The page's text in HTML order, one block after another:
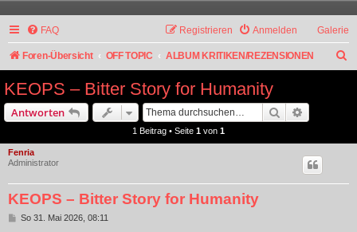
Galerie
FAQ Anmelden
Registrieren
Foren-Übersicht OFF TOPIC ALBUM KRITIKEN/REZENSIONEN
KEOPS – Bitter Story for Humanity
Antworten Suche
1 Beitrag • Seite 1 von 1
Fenria
Administrator
KEOPS – Bitter Story for Humanity
BSo 31. Mai 2026, 08:11